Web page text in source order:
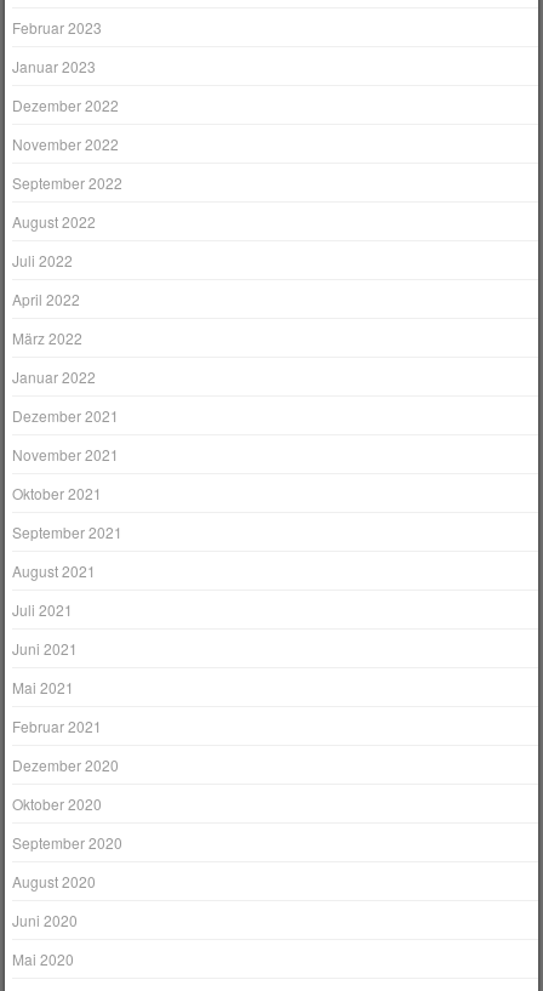
Februar 2023
Januar 2023
Dezember 2022
November 2022
September 2022
August 2022
Juli 2022
April 2022
März 2022
Januar 2022
Dezember 2021
November 2021
Oktober 2021
September 2021
August 2021
Juli 2021
Juni 2021
Mai 2021
Februar 2021
Dezember 2020
Oktober 2020
September 2020
August 2020
Juni 2020
Mai 2020